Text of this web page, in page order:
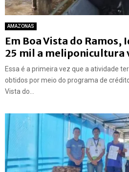
AMAZONAS
Em Boa Vista do Ramos,
25 mil a meliponicultura
Essa é a primeira vez que a atividade
obtidos por meio do programa de
Vista do...